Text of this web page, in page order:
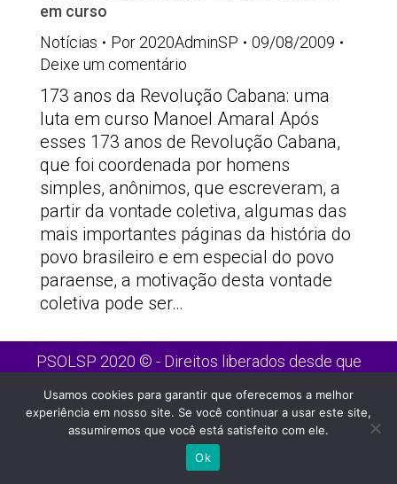
em curso
Notícias
Por 2020AdminSP
09/08/2009
Deixe um comentário
173 anos da Revolução Cabana: uma
luta em curso Manoel Amaral Após
esses 173 anos de Revolução Cabana,
que foi coordenada por homens
simples, anônimos, que escreveram, a
partir da vontade coletiva, algumas das
mais importantes páginas da história do
povo brasileiro e em especial do povo
paraense, a motivação desta vontade
coletiva pode ser…
PSOLSP 2020 © - Direitos liberados desde que
Site desenvolvido por Appmobi
Usamos cookies para garantir que oferecemos a melhor
experiência em nosso site. Se você continuar a usar este site,
assumiremos que você está satisfeito com ele.
Ok